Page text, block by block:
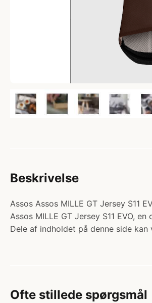
Beskrivelse
Assos Assos MILLE GT Jersey S11
Assos MILLE GT Jersey S11 EVO,
Dele af indholdet på denne side
Ofte stillede spørgsmål